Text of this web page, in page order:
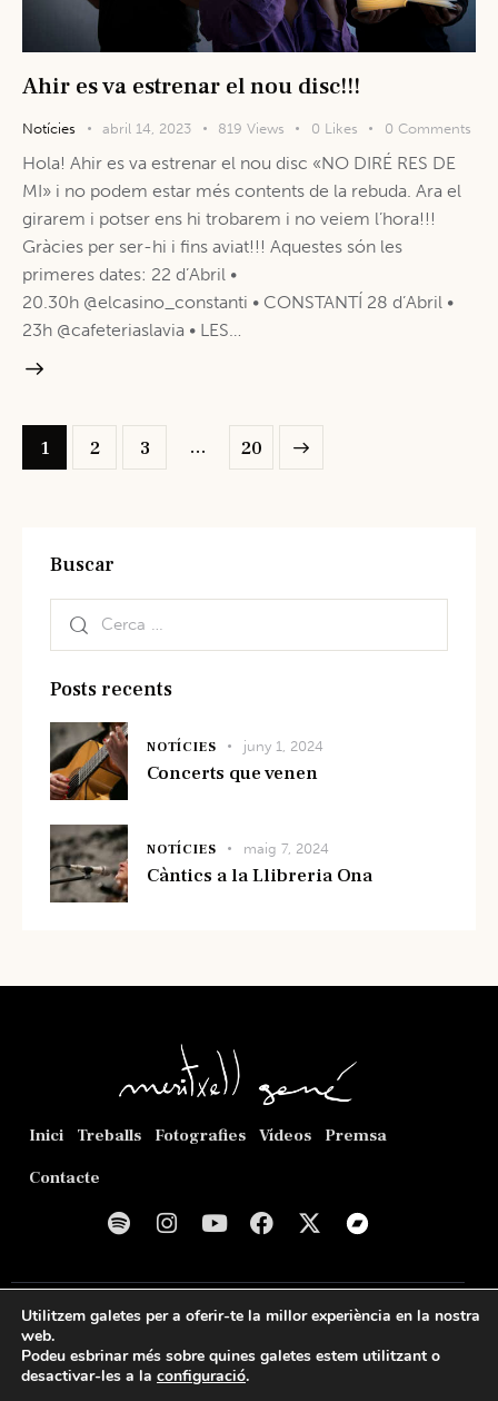
Ahir es va estrenar el nou disc!!!
Notícies abril 14, 2023 819 Views 0 Likes 0 Comments
Hola! Ahir es va estrenar el nou disc «NO DIRÉ RES DE
MI» i no podem estar més contents de la rebuda. Ara el
girarem i potser ens hi trobarem i no veiem l’hora!!!
Gràcies per ser-hi i fins aviat!!! Aquestes són les
primeres dates: 22 d’Abril •
20.30h @elcasino_constanti • CONSTANTÍ 28 d’Abril •
23h @cafeteriaslavia • LES…
1 2 3 … 20
>
Buscar
Posts recents
NOTÍCIES juny 1, 2024
Concerts que venen
NOTÍCIES maig 7, 2024
Càntics a la Llibreria Ona
Inici Treballs Fotografies Vídeos
Premsa
Contacte
© 2026Meritxell Gené Poca. Web creada perRomeu
Política de privacitatPolítica de cookies
Utilitzem galetes per a oferir-te la millor experiència en la nostra
web.
Podeu esbrinar més sobre quines galetes estem utilitzant o
desactivar-les a la configuració.